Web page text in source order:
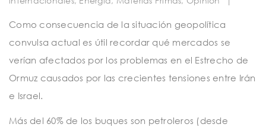
n
Como consecuencia de la situación geopolítica
convulsa actual es útil recordar qué mercados se
verían afectados por los problemas en el Estrecho de
Ormuz causados ​​por las crecientes tensiones entre Irán
e Israel.
Más del 60% de los buques son petroleros (desde